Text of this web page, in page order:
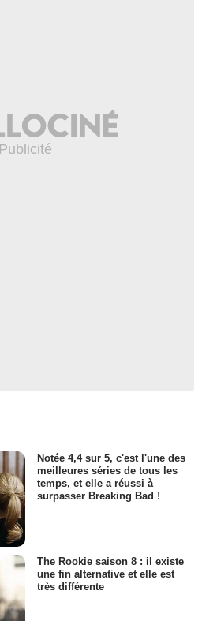
Notée 4,4 sur 5, c'est l'une des
meilleures séries de tous les
temps, et elle a réussi à
surpasser Breaking Bad !
The Rookie saison 8 : il existe
une fin alternative et elle est
très différente